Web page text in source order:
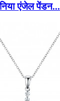
एंजेल पेंडन...